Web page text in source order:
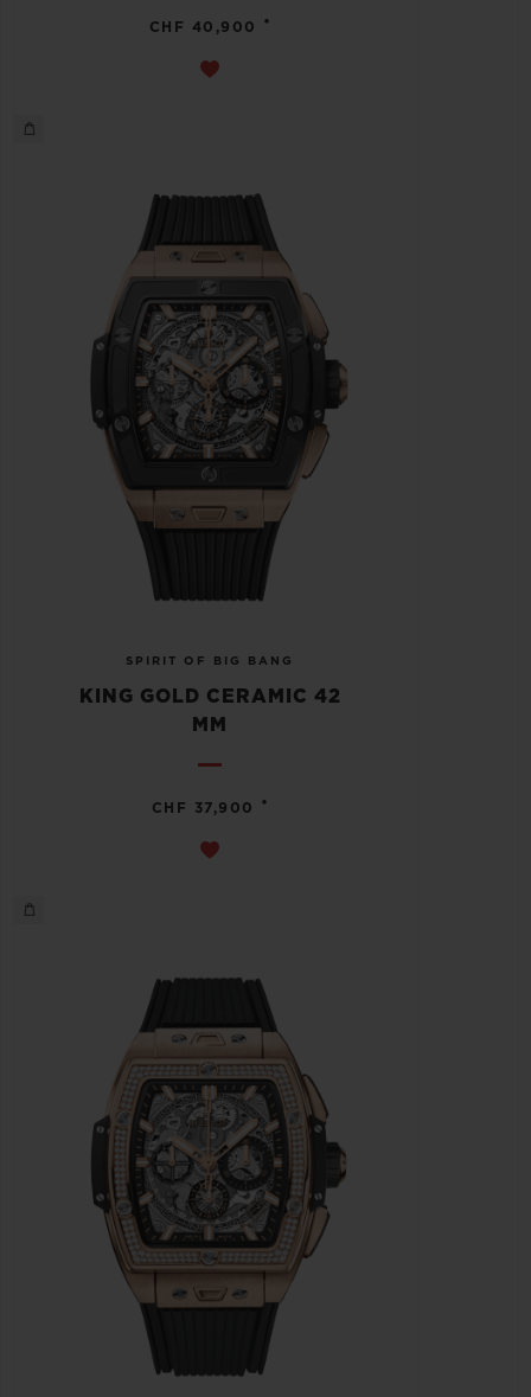
CHF 40,900 •
SPIRIT OF BIG BANG
KING GOLD CERAMIC 42
MM
CHF 37,900 •